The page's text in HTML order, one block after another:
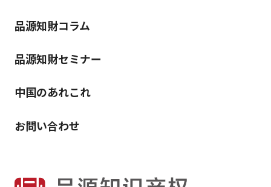
品源知財コラム
品源知財セミナー
中国のあれこれ
お問い合わせ